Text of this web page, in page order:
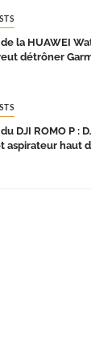
la HUAWEI
détrôner
DJI ROMO P :
aspirateur haut